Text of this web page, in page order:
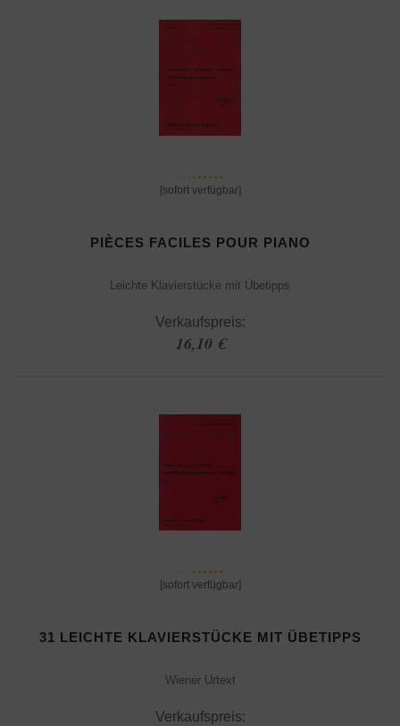
[sofort verfügbar]
PIÈCES FACILES POUR PIANO
Leichte Klavierstücke mit Übetipps
Verkaufspreis:
16,10 €
[sofort verfügbar]
31 LEICHTE KLAVIERSTÜCKE MIT ÜBETIPPS
Wiener Urtext
Verkaufspreis: